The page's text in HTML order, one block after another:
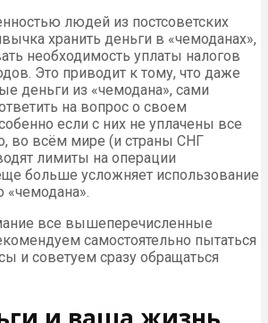
людей из постсоветских
хранить деньги в «чемоданах»,
необходимость уплаты налогов
Это приводит к тому, что даже
деньги из «чемодана», сами
на вопрос о своем
если с них не уплачены все
во всём мире (и страны СНГ
лимиты на операции
больше усложняет использование
«чемодана».
все вышеперечисленные
самостоятельно пытаться
и советуем сразу обращаться